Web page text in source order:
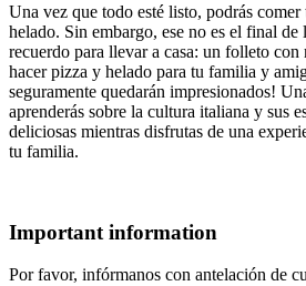
Una vez que todo esté listo, podrás
helado. Sin embargo, ese no es el final de
recuerdo para llevar a casa: un folleto con
hacer pizza y helado para tu familia y
seguramente quedarán impresionados!
aprenderás sobre la cultura italiana y sus
deliciosas mientras disfrutas de una
tu familia.
Important information
Por favor, infórmanos con antelación de